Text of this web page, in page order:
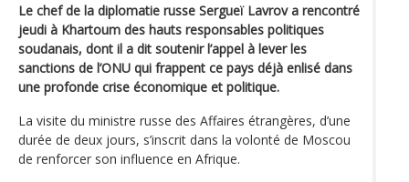
Le chef de la diplomatie russe Sergueï Lavrov a rencontré
jeudi à Khartoum des hauts responsables politiques
soudanais, dont il a dit soutenir l’appel à lever les
sanctions de l’ONU qui frappent ce pays déjà enlisé dans
une profonde crise économique et politique.
La visite du ministre russe des Affaires étrangères, d’une
durée de deux jours, s’inscrit dans la volonté de Moscou
de renforcer son influence en Afrique.